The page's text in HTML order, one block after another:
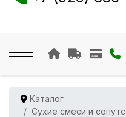
Каталог
Сухие смеси и